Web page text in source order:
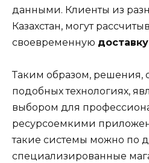
данными. Клиенты из
Казахстан, могут
своевременную доставку
Таким образом, решения,
подобных технологиях,
выбором для
ресурсоемкими
такие системы можно по
специализированные